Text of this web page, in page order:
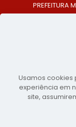
Centro,
E-MAIL:
Copyright
Usamos
experiência em
site,